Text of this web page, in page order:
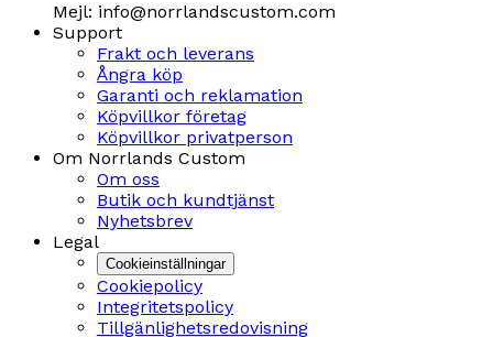
Mejl: info@norrlandscustom.com
Support
Frakt och leverans
Ångra köp
Garanti och reklamation
Köpvillkor företag
Köpvillkor privatperson
Om Norrlands Custom
Om oss
Butik och kundtjänst
Nyhetsbrev
Legal
Cookieinställningar
Cookiepolicy
Integritetspolicy
Tillgänlighetsredovisning